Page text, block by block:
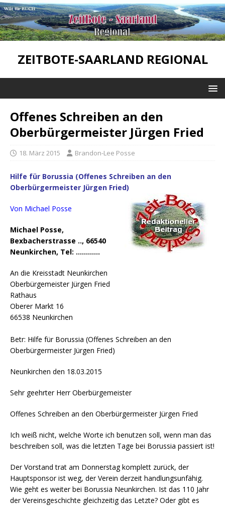
ZEITBOTE-SAARLAND REGIONAL
Offenes Schreiben an den
Oberbürgermeister Jürgen Fried
18. März 2015 Brandon-Lee Posse
Hilfe für Borussia (Offenes Schreiben an den
Oberbürgermeister Jürgen Fried)
Von Michael Posse
Michael Posse,
Bexbacherstrasse .., 66540
Neunkirchen, Tel: …………
An die Kreisstadt Neunkirchen
Oberbürgemeister Jürgen Fried
Rathaus
Oberer Markt 16
66538 Neunkirchen
Betr: Hilfe für Borussia (Offenes Schreiben an den
Oberbürgermeister Jürgen Fried)
Neunkirchen den 18.03.2015
Sehr geehrter Herr Oberbürgemeister
Offenes Schreiben an den Oberbürgermeister Jürgen Fried
Ich weiß nicht, welche Worte ich benutzen soll, wenn man das
beschreiben soll, was die letzten Tage bei Borussia passiert ist!
Der Vorstand trat am Donnerstag komplett zurück, der
Hauptsponsor ist weg, der Verein derzeit handlungsunfähig.
Wie geht es weiter bei Borussia Neunkirchen. Ist das 110 Jahr
der Vereinsgeschichte gleichzeitig das Letzte? Oder gibt es